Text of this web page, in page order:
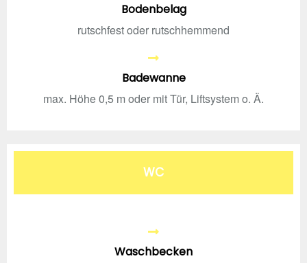
Bodenbelag
rutschfest oder rutschhemmend
Badewanne
max. Höhe 0,5 m oder mit Tür, Liftsystem o. Ä.
WC
Waschbecken